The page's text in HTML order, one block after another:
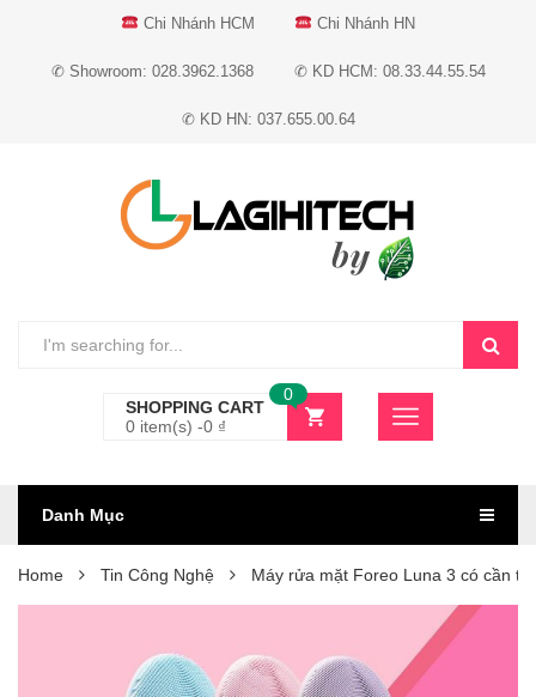
Chi Nhánh HCM Chi Nhánh HN
✆ Showroom: 028.3962.1368 ✆ KD HCM: 08.33.44.55.54
✆ KD HN: 037.655.00.64
SHOPPING CART
0 item(s) -0 ₫
0
Danh Mục
Home Tin Công Nghệ Máy rửa mặt Foreo Luna 3 có cần